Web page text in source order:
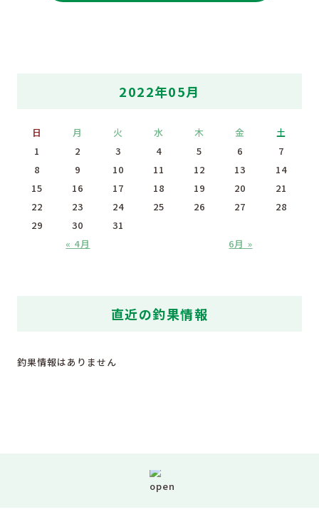
2022年05月
日 月 火 水 木 金 土
« 4月 6月 »
1 2 3 4 5 6
7
8
9 10 11 12 13
14
15
16 17 18 19 20
21
22
23 24 25 26 27
28
29
30 31
直近の釣果情報
釣果情報はありません